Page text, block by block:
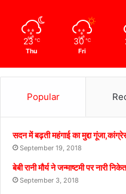
23 ℃
Thu
30 ℃
Fri
Popular
सदन में बढ़ती महंगाई का मुद्दा
September 19, 2018
बेबी रानी मौर्य ने जन्माष्टमी पर नारी
September 3, 2018